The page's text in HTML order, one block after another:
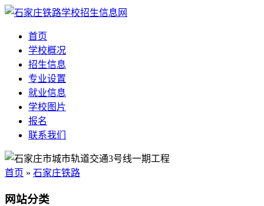
首页
学校概况
招生信息
专业设置
就业信息
学校图片
报名
联系我们
首页 » 石家庄铁路
网站分类